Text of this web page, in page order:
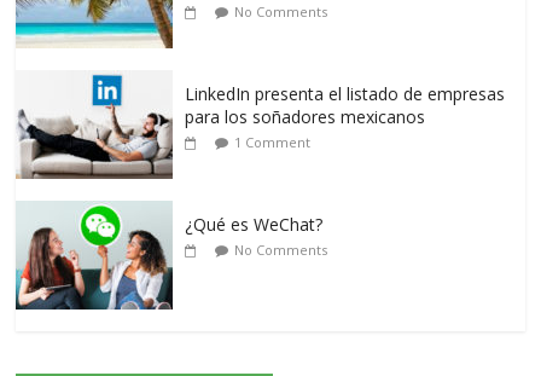
No Comments
LinkedIn presenta el listado de empresas
para los soñadores mexicanos
1 Comment
¿Qué es WeChat?
No Comments